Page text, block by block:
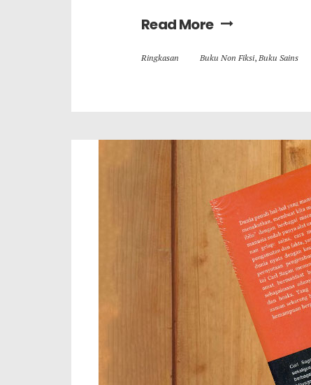
Read More
Ringkasan Buku Non Fiksi, Buku Sains